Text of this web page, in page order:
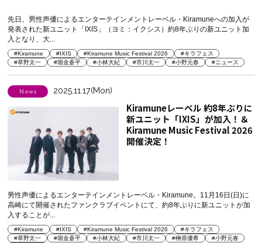
先日、男性声優によるエンターテインメントレーベル・Kiramuneへの加入が
発表された新ユニット「IXIS」（ヨミ：イクシス）約8年ぶりの新ユニット加
入となり、大...
#Kiramune #IXIS #Kiramune Music Festival 2026
#キラフェス
#草野太一
#堀金蒼平 #小林大紀 #市川太一 #小野元春 #ニュース
News 2025.11.17(Mon)
Kiramuneレーベル 約8年ぶりに
新ユニット「IXIS」が加入！＆
Kiramune Music Festival 2026
開催決定！
男性声優によるエンターテインメントレーベル・Kiramune。11月16日(日)に
高崎にて開催されたファンクラブイベントにて、約8年ぶりに新ユニットが加
入することが...
#Kiramune #IXIS #Kiramune Music Festival 2026
#キラフェス
#草野太一
#堀金蒼平 #小林大紀 #市川太一 #榊原優希
#小野元春